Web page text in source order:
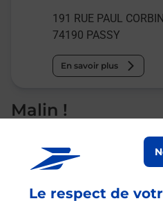
Le respect de
191 RUE PAUL CORBIN
74190 PASSY
En savoir plus
Malin !
La Poste
en ligne
Ouvert 24h/24